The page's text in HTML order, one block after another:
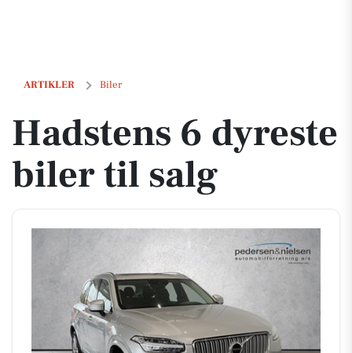
ARTIKLER Biler
Hadstens 6 dyreste biler til salg
Hadstens 6 dyreste
biler til salg